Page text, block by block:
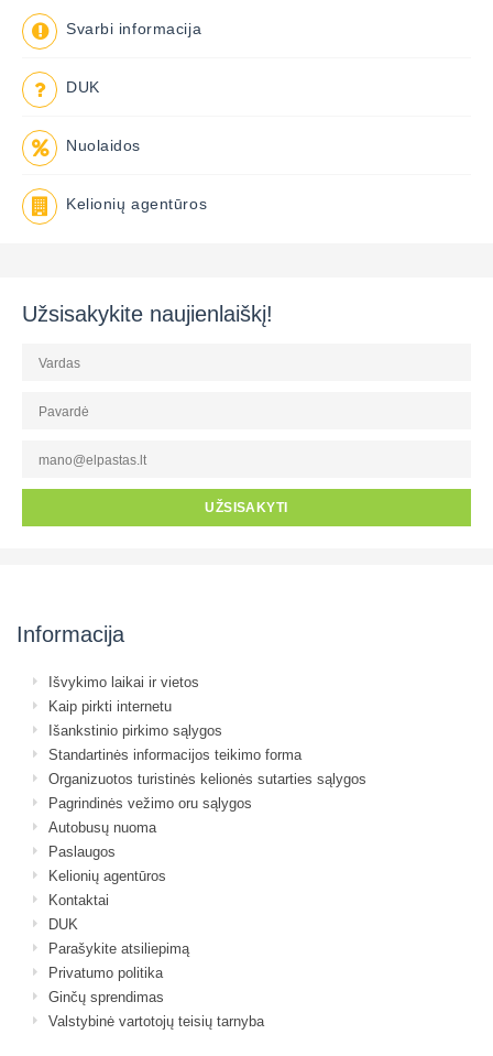
Svarbi informacija
DUK
Nuolaidos
Kelionių agentūros
Užsisakykite naujienlaiškį!
UŽSISAKYTI
Informacija
Išvykimo laikai ir vietos
Kaip pirkti internetu
Išankstinio pirkimo sąlygos
Standartinės informacijos teikimo forma
Organizuotos turistinės kelionės sutarties sąlygos
Pagrindinės vežimo oru sąlygos
Autobusų nuoma
Paslaugos
Kelionių agentūros
Kontaktai
DUK
Parašykite atsiliepimą
Privatumo politika
Ginčų sprendimas
Valstybinė vartotojų teisių tarnyba